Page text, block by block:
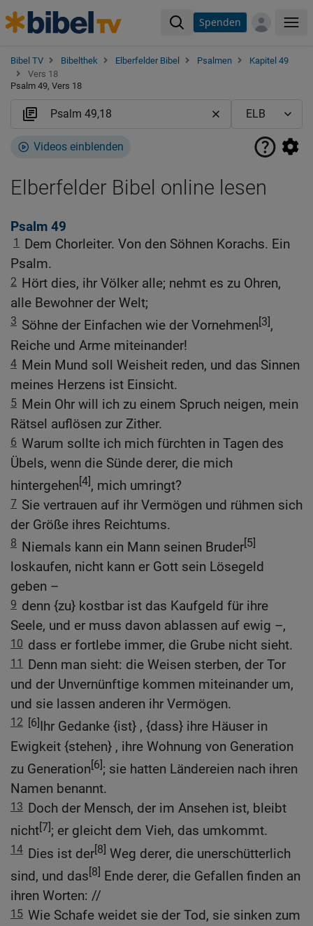
Spenden
Bibel TV Bibelthek Elberfelder Bibel Psalmen
Kapitel 49
Vers 18
Psalm 49, Vers 18
Videos einblenden
Elberfelder Bibel online lesen
Psalm 49
1
Dem Chorleiter. Von den Söhnen Korachs. Ein
Psalm.
2 Hört dies, ihr Völker alle; nehmt es zu Ohren,
alle Bewohner der Welt;
3 Söhne der Einfachen wie der Vornehmen[3],
Reiche und Arme miteinander!
4 Mein Mund soll Weisheit reden, und das Sinnen
meines Herzens ist Einsicht.
5 Mein Ohr will ich zu einem Spruch neigen, mein
Rätsel auflösen zur Zither.
6 Warum sollte ich mich fürchten in Tagen des
Übels, wenn die Sünde derer, die mich
hintergehen[4], mich umringt?
7 Sie vertrauen auf ihr Vermögen und rühmen sich
der Größe ihres Reichtums.
8 Niemals kann ein Mann seinen Bruder[5]
loskaufen, nicht kann er Gott sein Lösegeld
geben –
9 denn {zu} kostbar ist das Kaufgeld für ihre
Seele, und er muss davon ablassen auf ewig –,
10 dass er fortlebe immer, die Grube nicht sieht.
11
Denn man sieht: die Weisen sterben, der Tor
und der Unvernünftige kommen miteinander um,
und sie lassen anderen ihr Vermögen.
12 [6]Ihr Gedanke {ist} , {dass} ihre Häuser in
Ewigkeit {stehen} , ihre Wohnung von Generation
zu Generation[6]; sie hatten Ländereien nach ihren
Namen benannt.
13 Doch der Mensch, der im Ansehen ist, bleibt
nicht[7]; er gleicht dem Vieh, das umkommt.
14 Dies ist der[8] Weg derer, die unerschütterlich
sind, und das[8] Ende derer, die Gefallen finden an
ihren Worten: //
15 Wie Schafe weidet sie der Tod, sie sinken zum